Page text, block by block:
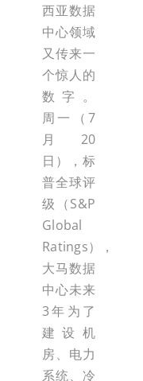
西亚数据
中心领域
又传来一
个惊人的
数字。
周一（7
月20
日），标
普全球评
级（S&P
Global
Ratings），
大马数据
中心未来
3年为了
建设机
房、电力
系统、冷